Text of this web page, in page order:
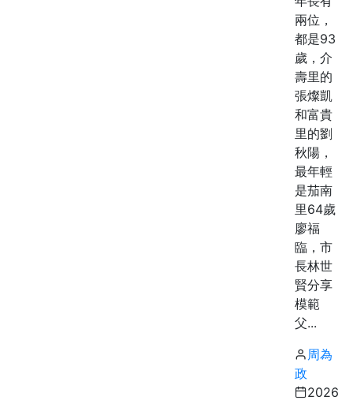
兩位，
都是93
歲，介
壽里的
張燦凱
和富貴
里的劉
秋陽，
最年輕
是茄南
里64歲
廖福
臨，市
長林世
賢分享
模範
父...
周為
政
2026